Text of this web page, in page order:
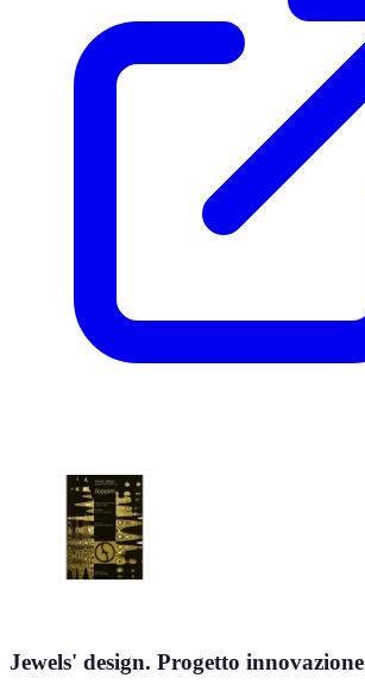
Jewels' design. Progetto innovazione